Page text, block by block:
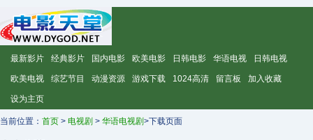
最新影片 经典影片 国内电影 欧美电影 日韩电影 华语电视 日韩电视
欧美电视 综艺节目 动漫资源 游戏下载 1024高清 留言板 加入收藏
设为主页
当前位置： 首页 > 电视剧 > 华语电视剧>下载页面